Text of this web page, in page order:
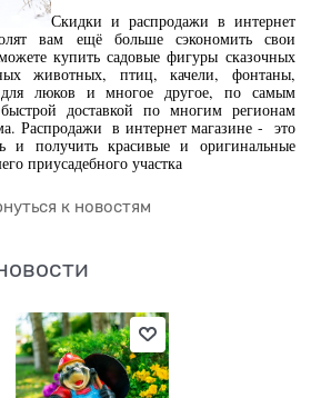
Скидки и распродажи в интернет
вам ещё больше сэкономить свои
купить садовые фигуры сказочных
животных, птиц, качели, фонтаны,
люков и многое другое, по самым
доставкой по многим регионам
Распродажи в интернет магазине - это
и получить красивые и оригинальные
приусадебного участка
к новостям